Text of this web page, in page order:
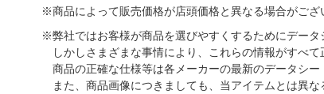
※商品によって販売価格が店頭価格と異なる場合がござ
※弊社ではお客様が商品を選びやすくするためにデータ
しかしさまざまな事情により、これらの情報がすべ
商品の正確な仕様等は各メーカーの最新のデータシ
また、商品画像につきましても、当アイテムとは異